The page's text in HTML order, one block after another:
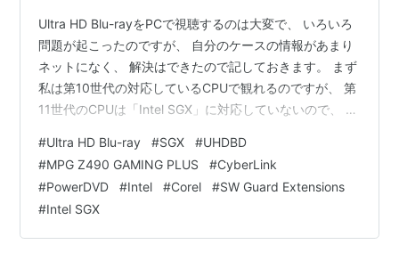
Ultra HD Blu-rayをPCで視聴するのは大変で、 いろいろ
問題が起こったのですが、 自分のケースの情報があまり
ネットになく、 解決はできたので記しておきます。 まず
私は第10世代の対応しているCPUで観れるのですが、 第
11世代のCPUは「Intel SGX」に対応していないので、 こ
ので注意して下さい。 「DVDFab Player」とそれに対応
するドライブなら観れるそうです。 グラフィックボード
から映像出力すると観れず、 外してマザーボードから直
接出力しないといけないという制約もあり、 「Intel
SGX」に脆弱性が発見さ…
#Ultra HD Blu-ray #SGX #UHDBD
#MPG Z490 GAMING PLUS #CyberLink
#PowerDVD #Intel #Corel #SW Guard Extensions
#Intel SGX